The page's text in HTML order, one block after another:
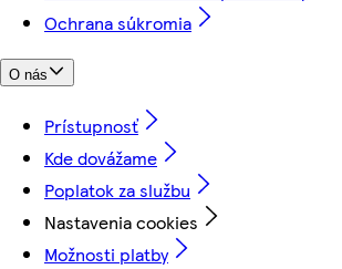
Ochrana súkromia
O nás
Prístupnosť
Kde dovážame
Poplatok za službu
Nastavenia cookies
Možnosti platby